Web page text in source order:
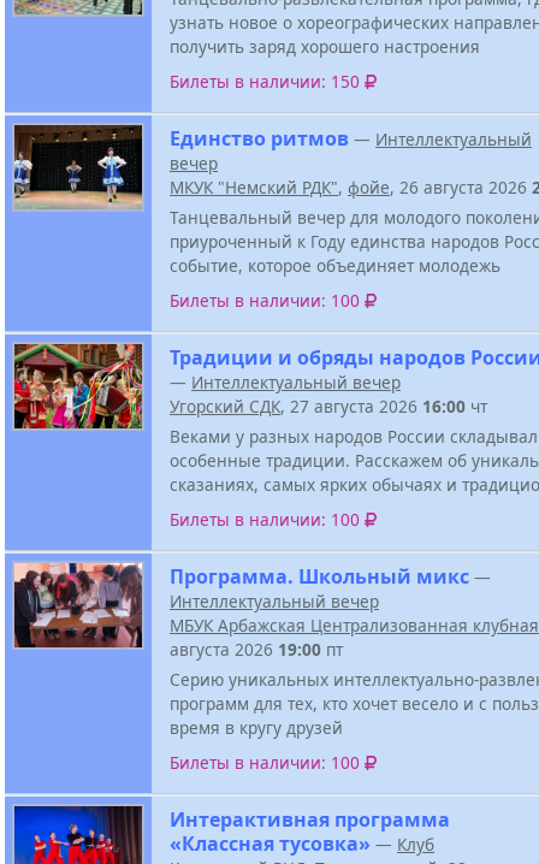
узнать новое о хореографических
получить заряд хорошего настроения
Билеты в наличии: 150
Единство ритмов — Интеллектуальный
вечер
МКУК "Немский РДК", фойе, 26 августа 2026
Танцевальный вечер для молодого
приуроченный к Году единства народов
событие, которое объединяет молодежь
Билеты в наличии: 100
Традиции и обряды народов
— Интеллектуальный вечер
Угорский СДК, 27 августа 2026 16:00 чт
Веками у разных народов России
особенные традиции. Расскажем об
сказаниях, самых ярких обычаях и
Билеты в наличии: 100
Программа. Школьный микс —
Интеллектуальный вечер
МБУК Арбажская Централизованная
августа 2026 19:00 пт
Серию уникальных интеллектуально-
программ для тех, кто хочет весело и с
время в кругу друзей
Билеты в наличии: 100
Интерактивная программа
«Классная тусовка» — Клуб